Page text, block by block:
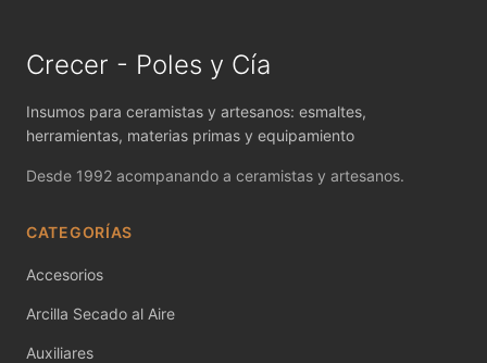
MAYCO FOUNDATIONS OPAQUE
MAYCO FOUNDATIONS SHEER
MAYCO FUNDAMENTALS UNDERGLAZES
MAYCO JUNGLE GEMS
MAYCO MAGIC METALLICS
Crecer - Poles y Cía
Insumos para ceramistas y artesanos: esmaltes,
herramientas, materias primas y equipamiento
Desde 1992 acompanando a ceramistas y artesanos.
CATEGORÍAS
Accesorios
Arcilla Secado al Aire
Auxiliares